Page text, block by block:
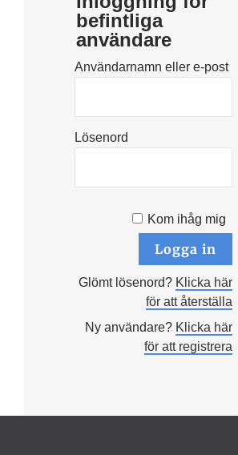
befintliga
användare
Användarnamn eller e-post
Lösenord
Kom ihåg mig
Glömt lösenord? Klicka här
för att återställa
Ny användare? Klicka här
för att registrera